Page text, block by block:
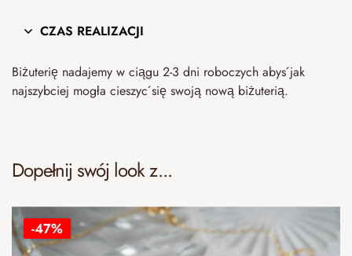
CZAS REALIZACJI
Biżuterię nadajemy w ciągu 2-3 dni roboczych abyś jak
najszybciej mogła cieszyć się swoją nową biżuterią.
Dopełnij swój look z...
-47%